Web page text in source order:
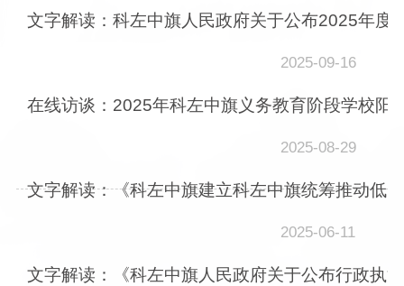
文字解读：科左中旗人民政府关于公布2025年度
2025-09-16
在线访谈：2025年科左中旗义务教育阶段学校阳
2025-08-29
文字解读：《科左中旗建立科左中旗统筹推动低
2025-06-11
文字解读：《科左中旗人民政府关于公布行政执